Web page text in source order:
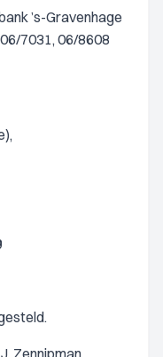
’s-Gravenhage
7031, 06/8608
Zennipman,